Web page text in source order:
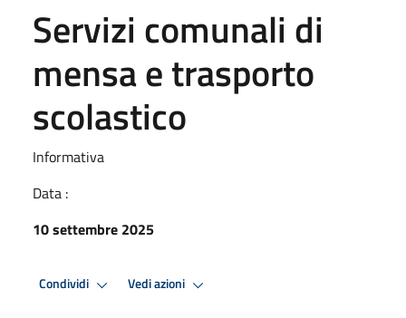
Servizi comunali di
mensa e trasporto
scolastico
Informativa
Data :
10 settembre 2025
Condividi Vedi azioni